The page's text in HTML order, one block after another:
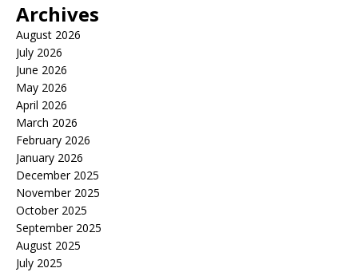
Archives
August 2026
July 2026
June 2026
May 2026
April 2026
March 2026
February 2026
January 2026
December 2025
November 2025
October 2025
September 2025
August 2025
July 2025